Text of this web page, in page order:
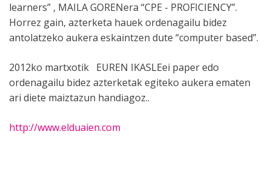
learners” , MAILA GORENera “CPE - PROFICIENCY”.
Horrez gain, azterketa hauek ordenagailu bidez
antolatzeko aukera eskaintzen dute “computer based”.
2012ko martxotik EUREN IKASLEei paper edo
ordenagailu bidez azterketak egiteko aukera ematen
ari diete maiztazun handiagoz..
http://www.elduaien.com